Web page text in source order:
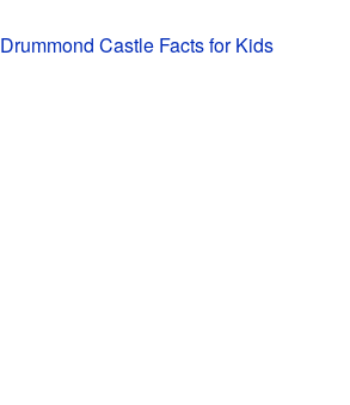
Drummond Castle Facts for Kids